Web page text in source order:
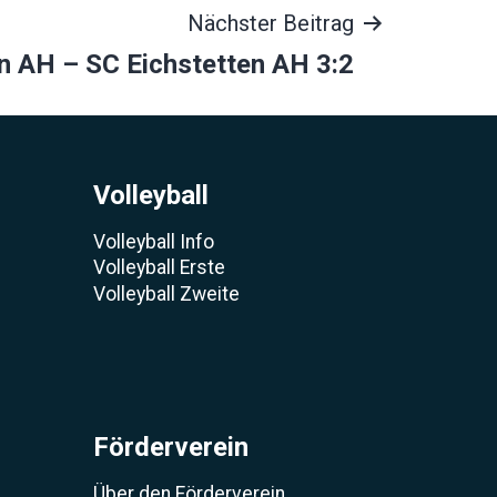
Nächster Beitrag
AH – SC Eichstetten AH 3:2
Volleyball
Volleyball Info
Volleyball Erste
Volleyball Zweite
Förderverein